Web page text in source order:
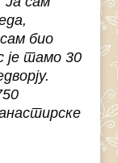
био
је тамо 30